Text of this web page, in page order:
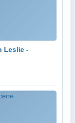
Leslie -